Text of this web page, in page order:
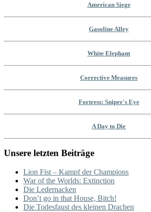
American Siege
Gasoline Alley
White Elephant
Corrective Measures
Fortress: Sniper's Eye
A Day to Die
Unsere letzten Beiträge
Lion Fist – Kampf der Champions
War of the Worlds: Extinction
Die Ledernacken
Don’t go in that House, Bitch!
Die Todesfaust des kleinen Drachen